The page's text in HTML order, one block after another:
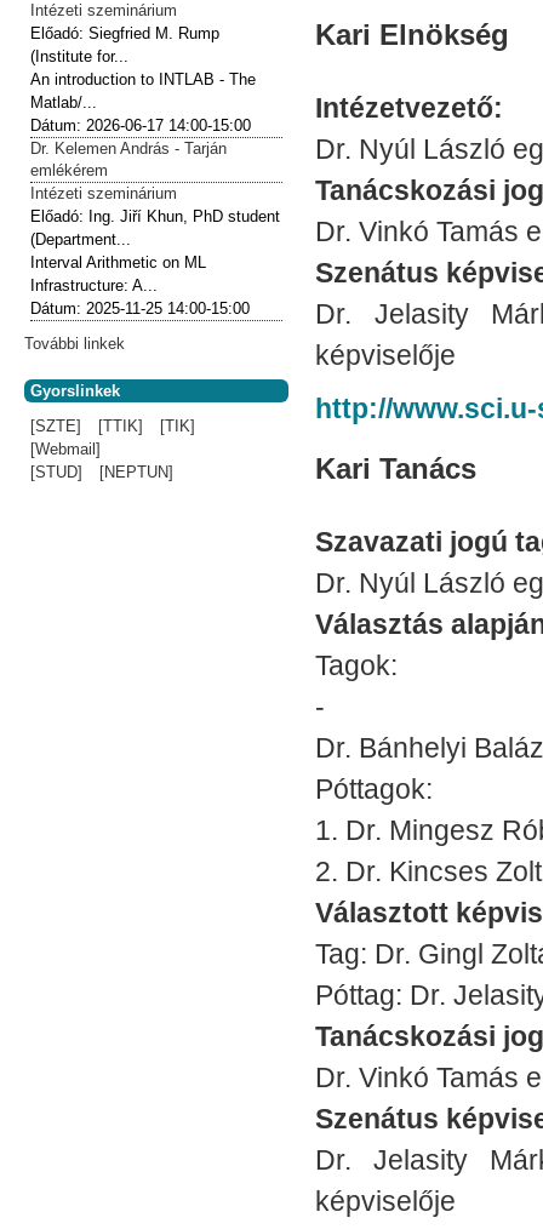
Kari Elnökség
Intézetvezető:
Dr. Nyúl László
Tanácskozási
Dr. Vinkó Tamás
Szenátus
Dr. Jelasity
képviselője
http://
Kari Tanács
Szavazati jogú
Dr. Nyúl László
Választás
Tagok:
-
Dr. Bánhelyi
Póttagok:
1. Dr. Mingesz
2. Dr. Kincses
Választott
Tag: Dr. Gingl
Póttag: Dr.
Tanácskozási
Dr. Vinkó Tamás
Szenátus
Dr. Jelasity
képviselője
Intézeti szeminárium
Előadó:Siegfried M. Rump
(Institute for...
An introduction to INTLAB - The
Matlab/...
Dátum:2026-06-17 14:00-15:00
Dr. Kelemen András - Tarján
emlékérem
Intézeti szeminárium
Előadó: Ing. Jiří Khun, PhD student
(Department...
Interval Arithmetic on ML
Infrastructure: A...
Dátum:2025-11-25 14:00-15:00
További linkek
Gyorslinkek
[SZTE]
[TTIK]
[TIK]
[Webmail]
[STUD]
[NEPTUN]